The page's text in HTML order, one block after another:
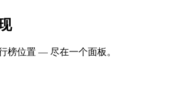
榜位置 — 尽在一个面板。